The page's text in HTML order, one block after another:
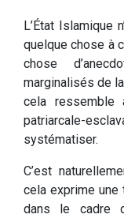
L’État Islamique
quelque chose à
chose
marginalisés de
cela
patriarcale-
systématiser.
C’est
cela exprime une
dans le cadre